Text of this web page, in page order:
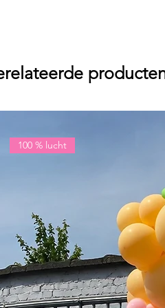
100 % lucht